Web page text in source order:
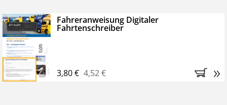
Fahreranweisung Digitaler
Fahrtenschreiber
3,80 € 4,52 € »